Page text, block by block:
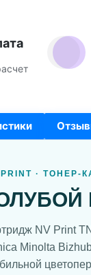
PRINT · ТОНЕР-
NV Print
Minolta